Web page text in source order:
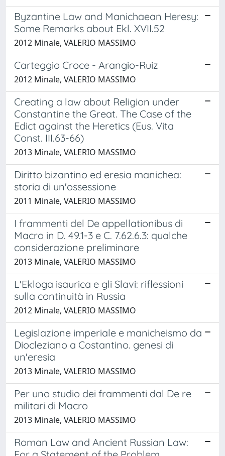
Byzantine Law and Manichaean Heresy:
Some Remarks about Ekl. XVII.52
2012 Minale, VALERIO MASSIMO
Carteggio Croce - Arangio-Ruiz
2012 Minale, VALERIO MASSIMO
Creating a law about Religion under
Constantine the Great. The Case of the
Edict against the Heretics (Eus. Vita
Const. III.63-66)
2013 Minale, VALERIO MASSIMO
Diritto bizantino ed eresia manichea:
storia di un'ossessione
2011 Minale, VALERIO MASSIMO
I frammenti del De appellationibus di
Macro in D. 49.1-3 e C. 7.62.6.3: qualche
considerazione preliminare
2013 Minale, VALERIO MASSIMO
L'Ekloga isaurica e gli Slavi: riflessioni
sulla continuità in Russia
2012 Minale, VALERIO MASSIMO
Legislazione imperiale e manicheismo da
Diocleziano a Costantino. genesi di
un'eresia
2013 Minale, VALERIO MASSIMO
Per uno studio dei frammenti dal De re
militari di Macro
2013 Minale, VALERIO MASSIMO
Roman Law and Ancient Russian Law: